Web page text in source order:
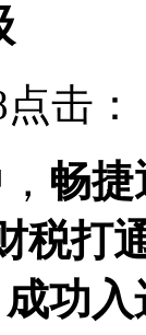
击：
畅
税打
功